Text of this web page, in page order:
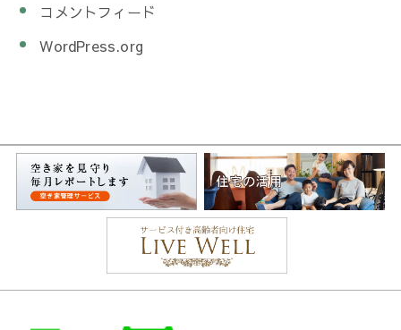
コメントフィード
WordPress.org